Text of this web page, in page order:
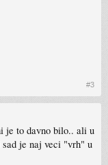
#3
je to davno bilo.. ali u
sad je naj veci "vrh" u